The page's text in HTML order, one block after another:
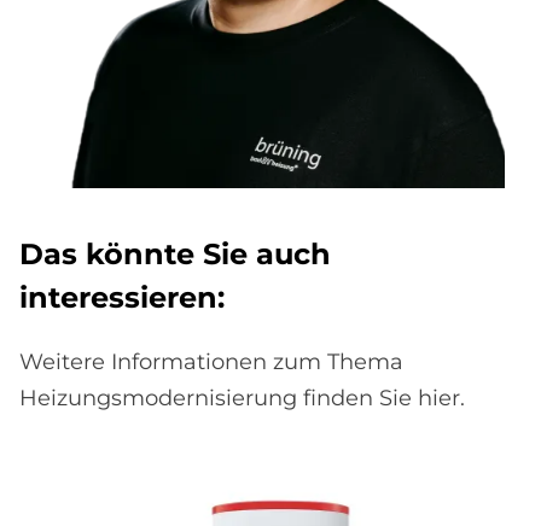
Das könn­te Sie auch
in­ter­es­sie­ren:
Weitere Informationen zum Thema
Heizungsmodernisierung finden Sie hier.